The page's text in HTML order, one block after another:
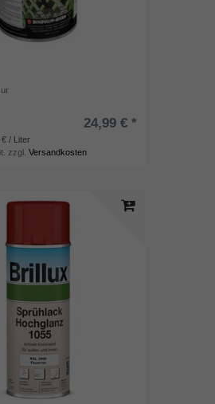
24,99 € *
€ / Liter
zzgl.Versandkosten